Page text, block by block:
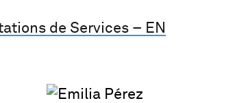
de Services – EN